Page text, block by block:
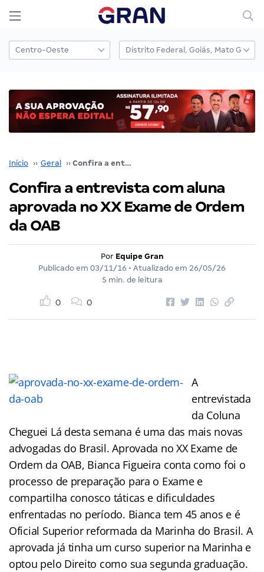
Início ›› Geral ›› Confira a entrevista com aluna aprovada no XX Exame de Ordem da OAB
Confira a entrevista com aluna
aprovada no XX Exame de Ordem
da OAB
Por Equipe Gran
Publicado em 03/11/16 • Atualizado em 26/05/26
5 min. de leitura
0 0
A
entrevistada
da Coluna
Cheguei Lá desta semana é uma das mais novas
advogadas do Brasil. Aprovada no XX Exame de
Ordem da OAB, Bianca Figueira conta como foi o
processo de preparação para o Exame e
compartilha conosco táticas e dificuldades
enfrentadas no período. Bianca tem 45 anos e é
Oficial Superior reformada da Marinha do Brasil. A
aprovada já tinha um curso superior na Marinha e
optou pelo Direito como sua segunda graduação.